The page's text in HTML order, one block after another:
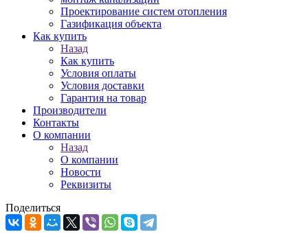
Проектирование систем отопления
Газификация объекта
Как купить
Назад
Как купить
Условия оплаты
Условия доставки
Гарантия на товар
Производители
Контакты
О компании
Назад
О компании
Новости
Реквизиты
Поделиться